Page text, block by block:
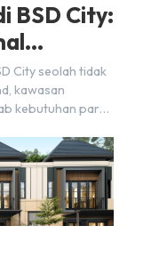
BSD City:
City seolah tidak
kawasan
kebutuhan para
terbaru di BSD
yang
dengan